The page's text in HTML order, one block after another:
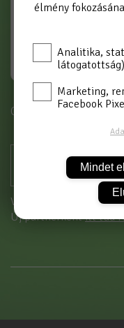
Cikkszám:
Vásárláshoz kérjük
Új partnerkéntitt tud
élmény
Analitika,
látogatottság)
Marketing,
Facebook
Mindet